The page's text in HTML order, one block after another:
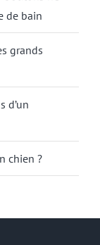
de bain
grands
d’un
chien ?